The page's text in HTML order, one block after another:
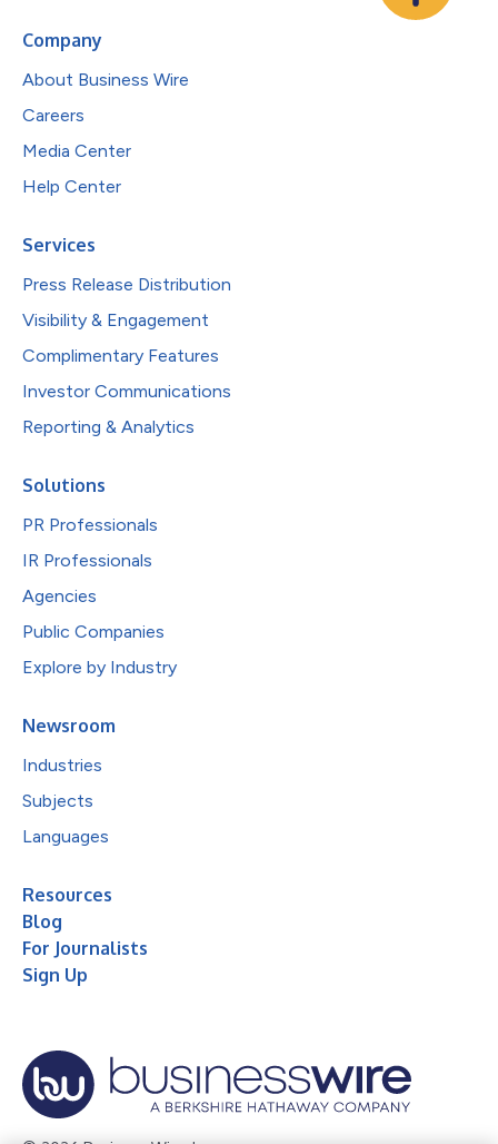
Company
About Business Wire
Careers
Media Center
Help Center
Services
Press Release Distribution
Visibility & Engagement
Complimentary Features
Investor Communications
Reporting & Analytics
Solutions
PR Professionals
IR Professionals
Agencies
Public Companies
Explore by Industry
Newsroom
Industries
Subjects
Languages
Resources
Blog
For Journalists
Sign Up